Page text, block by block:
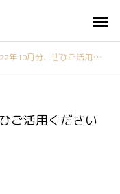
月分、ぜひご活用ください😌✨
ご活用ください